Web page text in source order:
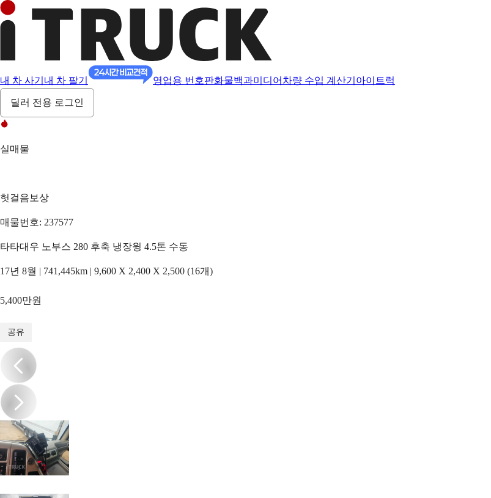
내 차 사기 내 차 팔기 영업용 번호판화물백과미디어 차량 수입 계산기 아이트럭
딜러 전용 로그인
실매물
헛걸음보상
매물번호: 237577
타타대우 노부스 280 후축 냉장윙 4.5톤 수동
17년 8월 | 741,445km | 9,600 X 2,400 X 2,500 (16개)
5,400만원
공유
/13